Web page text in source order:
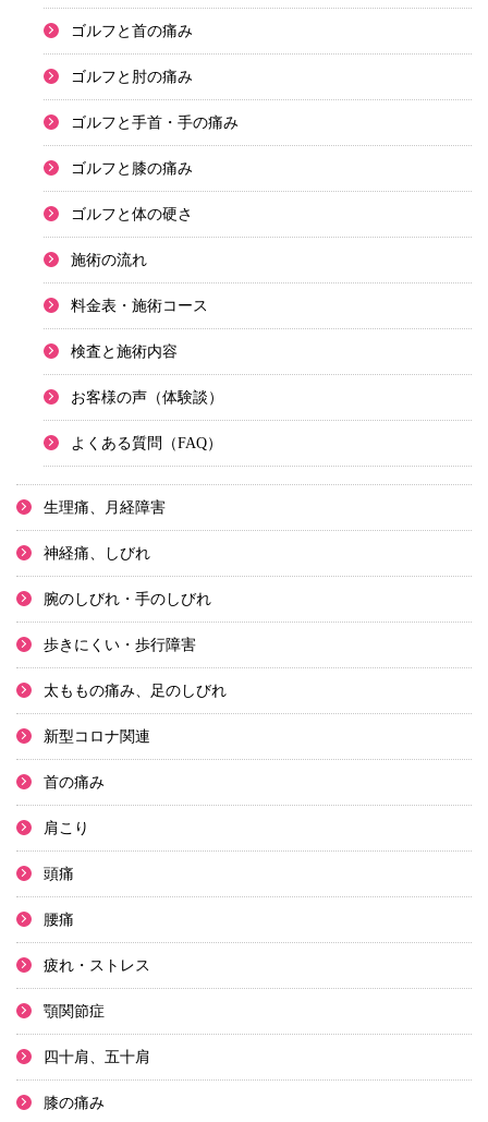
ゴルフと首の痛み
ゴルフと肘の痛み
ゴルフと手首・手の痛み
ゴルフと膝の痛み
ゴルフと体の硬さ
施術の流れ
料金表・施術コース
検査と施術内容
お客様の声（体験談）
よくある質問（FAQ）
生理痛、月経障害
神経痛、しびれ
腕のしびれ・手のしびれ
歩きにくい・歩行障害
太ももの痛み、足のしびれ
新型コロナ関連
首の痛み
肩こり
頭痛
腰痛
疲れ・ストレス
顎関節症
四十肩、五十肩
膝の痛み